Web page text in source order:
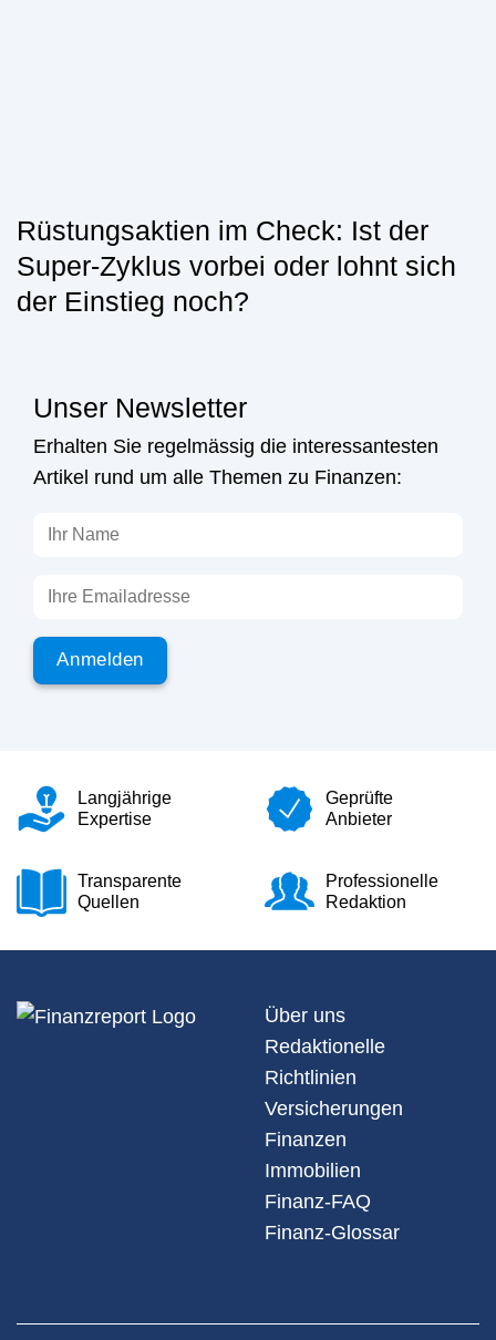
Rüstungsaktien im Check: Ist der
Super-Zyklus vorbei oder lohnt sich
der Einstieg noch?
Unser Newsletter
Erhalten Sie regelmässig die interessantesten
Artikel rund um alle Themen zu Finanzen:
Langjährige
Expertise
Geprüfte
Anbieter
Transparente
Quellen
Professionelle
Redaktion
Über uns
Redaktionelle
Richtlinien
Versicherungen
Finanzen
Immobilien
Finanz-FAQ
Finanz-Glossar